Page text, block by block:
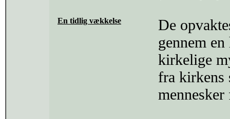
En tidlig vækkelse
De
gennem
kirkelige
fra kirkens